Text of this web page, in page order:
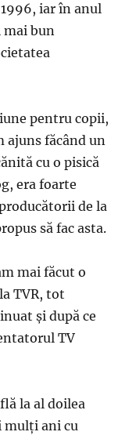
iar în anul
mai bun
pentru copii,
ajuns făcând un
cu o pisică
era foarte
de la
să fac asta.
mai făcut o
TVR, tot
şi după ce
TV
la al doilea
mulţi ani cu